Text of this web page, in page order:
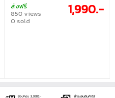
เป็นแบบโปร่งแสง จึงช่วยเพิ่มการกระจายแสง
RGB ได้สูงสุด ตัวคีย์แคปผลิตจากวัสดุ
พรีเมียมที่มีความทนทาน ทำให้ยังคงความ
ส่งฟรี
850 views
0 sold
1,990.-